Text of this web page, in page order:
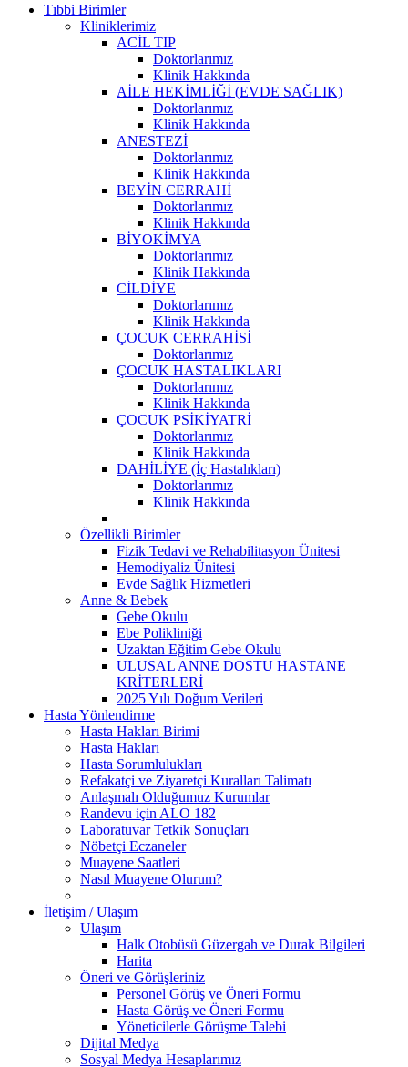
Tıbbi Birimler
Kliniklerimiz
ACİL TIP
Doktorlarımız
Klinik Hakkında
AİLE HEKİMLİĞİ (EVDE SAĞLIK)
Doktorlarımız
Klinik Hakkında
ANESTEZİ
Doktorlarımız
Klinik Hakkında
BEYİN CERRAHİ
Doktorlarımız
Klinik Hakkında
BİYOKİMYA
Doktorlarımız
Klinik Hakkında
CİLDİYE
Doktorlarımız
Klinik Hakkında
ÇOCUK CERRAHİSİ
Doktorlarımız
ÇOCUK HASTALIKLARI
Doktorlarımız
Klinik Hakkında
ÇOCUK PSİKİYATRİ
Doktorlarımız
Klinik Hakkında
DAHİLİYE (İç Hastalıkları)
Doktorlarımız
Klinik Hakkında
Özellikli Birimler
Fizik Tedavi ve Rehabilitasyon Ünitesi
Hemodiyaliz Ünitesi
Evde Sağlık Hizmetleri
Anne & Bebek
Gebe Okulu
Ebe Polikliniği
Uzaktan Eğitim Gebe Okulu
ULUSAL ANNE DOSTU HASTANE
KRİTERLERİ
2025 Yılı Doğum Verileri
Hasta Yönlendirme
Hasta Hakları Birimi
Hasta Hakları
Hasta Sorumlulukları
Refakatçi ve Ziyaretçi Kuralları Talimatı
Anlaşmalı Olduğumuz Kurumlar
Randevu için ALO 182
Laboratuvar Tetkik Sonuçları
Nöbetçi Eczaneler
Muayene Saatleri
Nasıl Muayene Olurum?
İletişim / Ulaşım
Ulaşım
Halk Otobüsü Güzergah ve Durak Bilgileri
Harita
Öneri ve Görüşleriniz
Personel Görüş ve Öneri Formu
Hasta Görüş ve Öneri Formu
Yöneticilerle Görüşme Talebi
Dijital Medya
Sosyal Medya Hesaplarımız